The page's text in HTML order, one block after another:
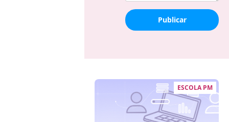
Publicar
ESCOLA PM